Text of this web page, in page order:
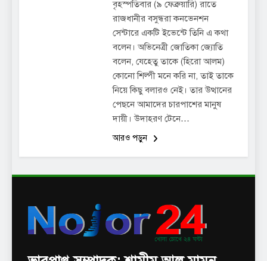
বৃহস্পতিবার (৯ ফেব্রুয়ারি) রাতে
রাজধানীর বসুন্ধরা কনভেনশন
সেন্টারে একটি ইভেন্টে তিনি এ কথা
বলেন। অভিনেত্রী জোতিকা জ্যোতি
বলেন, যেহেতু তাকে (হিরো আলম)
কোনো শিল্পী মনে করি না, তাই তাকে
নিয়ে কিছু বলারও নেই। তার উত্থানের
পেছনে আমাদের চারপাশের মানুষ
দায়ী। উদাহরণ টেনে…
আরও পড়ুন